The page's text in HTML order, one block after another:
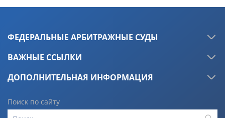
ФЕДЕРАЛЬНЫЕ АРБИТРАЖНЫЕ СУДЫ
ВАЖНЫЕ ССЫЛКИ
ДОПОЛНИТЕЛЬНАЯ ИНФОРМАЦИЯ
Поиск по сайту